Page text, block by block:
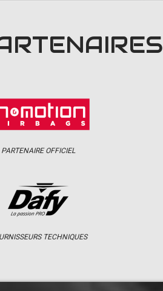
PARTENAIRE OFFICIEL
TECHNIQUES